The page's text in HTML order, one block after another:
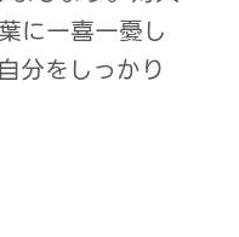
に一喜一憂し
分をしっかり